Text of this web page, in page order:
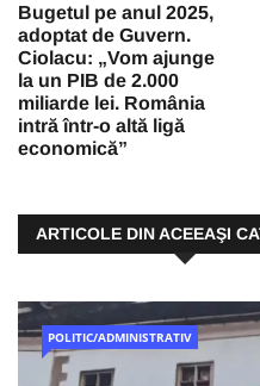
Bugetul pe anul 2025,
adoptat de Guvern.
Ciolacu: „Vom ajunge
la un PIB de 2.000
miliarde lei. România
intră într-o altă ligă
economică”
ARTICOLE DIN ACEEAŞI
POLITIC/ADMINISTRATIV